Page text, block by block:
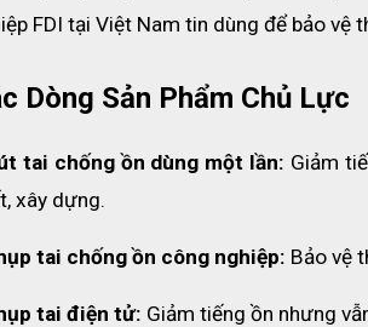
FDI tại Việt Nam tin dùng để bảo
Dòng Sản Phẩm Chủ Lực
tai chống ồn dùng một lần: Giảm
xây dựng.
tai chống ồn công nghiệp: Bảo vệ
tai điện tử: Giảm tiếng ồn nhưng